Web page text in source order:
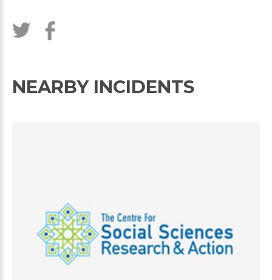
NEARBY INCIDENTS